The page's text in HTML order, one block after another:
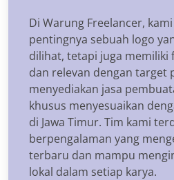
Di Warung Freelancer,
pentingnya sebuah logo
dilihat, tetapi juga memiliki
dan relevan dengan target
menyediakan jasa
khusus menyesuaikan
di Jawa Timur. Tim kami
berpengalaman yang
terbaru dan mampu
lokal dalam setiap karya.